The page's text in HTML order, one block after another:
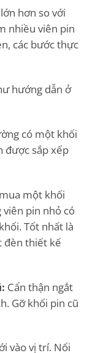
hơn so với
nhiều viên pin
các bước thực
hướng dẫn ở
có một khối
được sắp xếp
một khối
pin nhỏ có
Tốt nhất là
đèn thiết kế
Cẩn thận ngắt
Gỡ khối pin cũ
vào vị trí. Nối